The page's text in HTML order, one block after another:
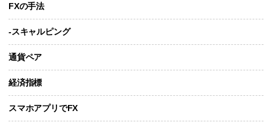
FXの手法
-スキャルピング
通貨ペア
経済指標
スマホアプリでFX